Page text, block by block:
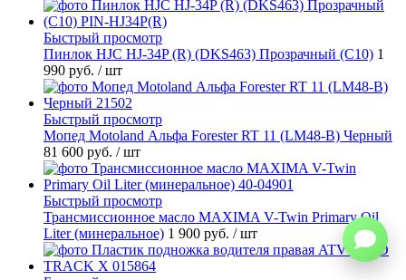
Быстрый просмотр
Пинлок HJC HJ-34P (R) (DKS463) Прозрачный (C10) 1
990 руб. / шт
Быстрый просмотр
Мопед Motoland Альфа Forester RT 11 (LM48-B) Черный
81 600 руб. / шт
Быстрый просмотр
Трансмиссионное масло MAXIMA V-Twin Primary Oil
Liter (минеральное) 1 900 руб. / шт